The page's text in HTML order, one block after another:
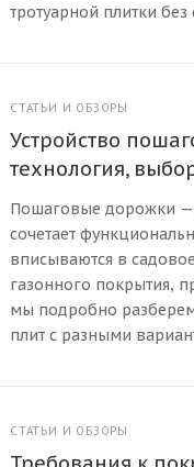
тротуарной плитки
СТАТЬИ И ОБЗОРЫ
Устройство
технология,
Пошаговые дорожки —
сочетает
вписываются в
газонного покрытия,
мы подробно
плит с разными
СТАТЬИ И ОБЗОРЫ